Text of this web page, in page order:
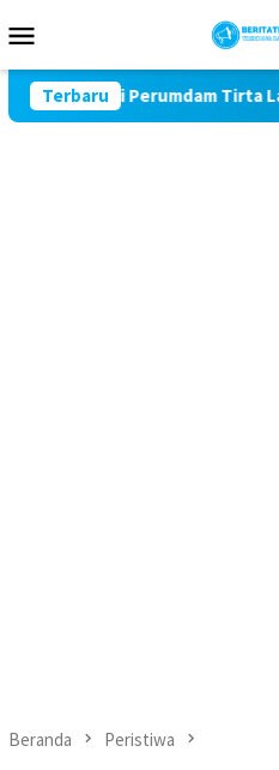
ke
Mobile
Terbaru
Perumdam Tirta Landak
Beranda Peristiwa